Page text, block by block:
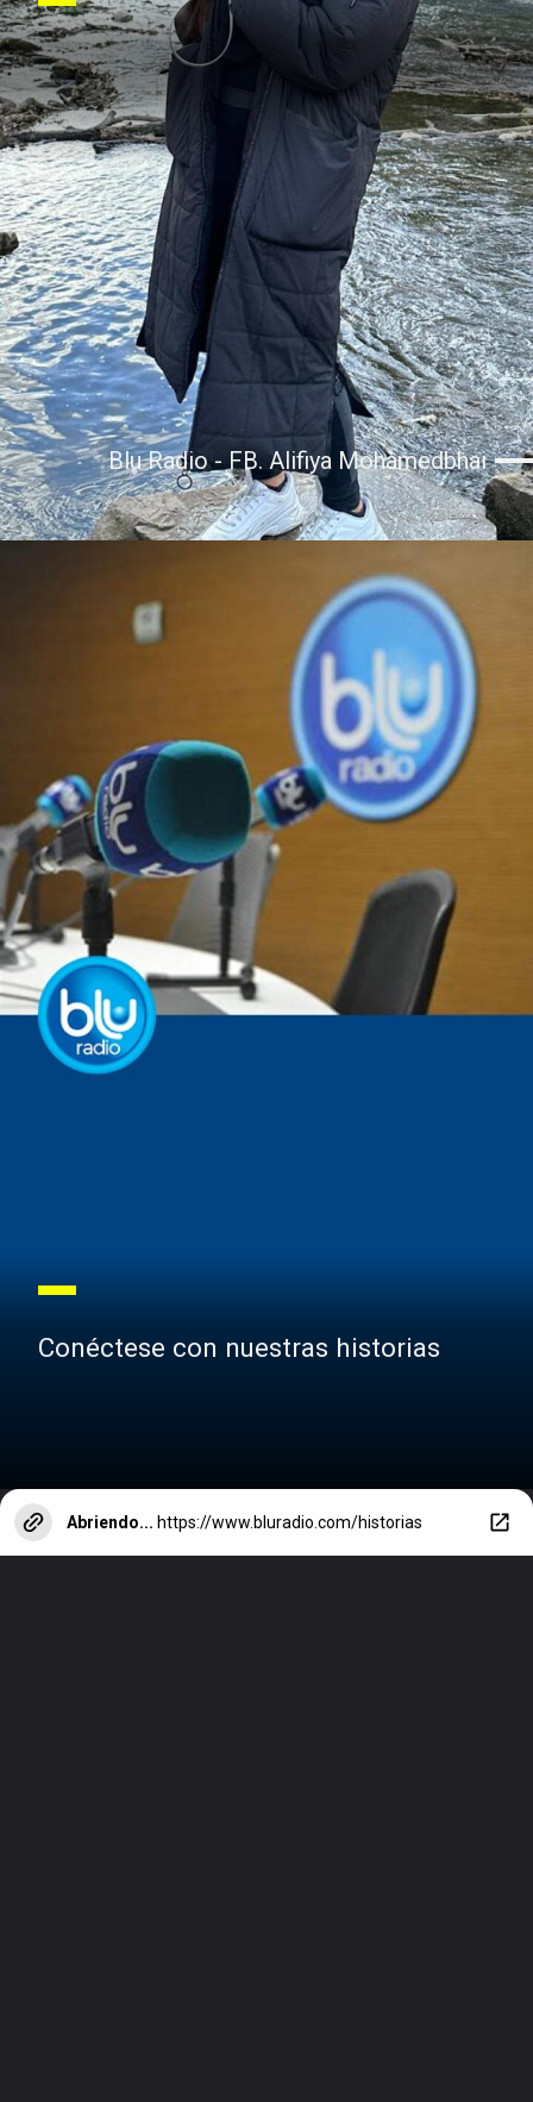
Blu Radio - FB. Alifiya Mohamedbhai
Conéctese con nuestras historias
Abriendo... https://www.bluradio.com/historias